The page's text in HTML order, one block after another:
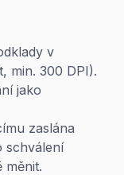
v
min. 300 DPI).
jako
zaslána
schválení
měnit.